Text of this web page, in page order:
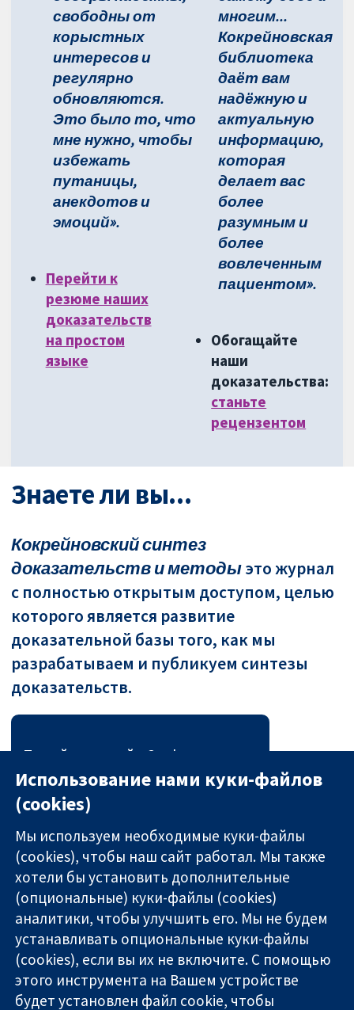
свободны от
корыстных
интересов и
регулярно
обновляются.
Это было то, что
мне нужно, чтобы
избежать
путаницы,
анекдотов и
эмоций».
Перейти к
резюме наших
доказательств
на простом
языке
многим...
Кокрейновская
библиотека
даёт вам
надёжную и
актуальную
информацию,
которая
делает вас
более
разумным и
более
вовлеченным
пациентом».
Обогащайте
наши
доказательства:
станьте
рецензентом
Знаете ли вы...
Кокрейновский синтез
доказательств и методыэто журнал
с полностью открытым доступом, целью
которого является развитие
доказательной базы того, как мы
разрабатываем и публикуем синтезы
доказательств.
Перейти на сайт Cochrane
Evidence Synthesis and
Methods
Надёжные
доказательства
Информированные
11-13 Cavendish
Square
London
W1G 0AN
United Kingdom
Связаться с
нами
Новости
Пресс-
служба
Использование нами куки-файлов
(cookies)
Мы используем необходимые куки-файлы
(cookies), чтобы наш сайт работал. Мы также
хотели бы установить дополнительные
(опциональные) куки-файлы (cookies)
аналитики, чтобы улучшить его. Мы не будем
устанавливать опциональные куки-файлы
(cookies), если вы их не включите. С помощью
этого инструмента на Вашем устройстве
будет установлен файл cookie, чтобы